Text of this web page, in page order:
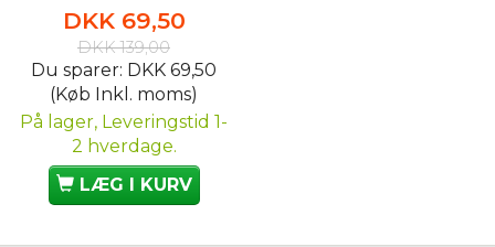
DKK 69,50
DKK 139,00
Du sparer: DKK 69,50
(Køb Inkl. moms)
På lager, Leveringstid 1-
2 hverdage.
LÆG I KURV